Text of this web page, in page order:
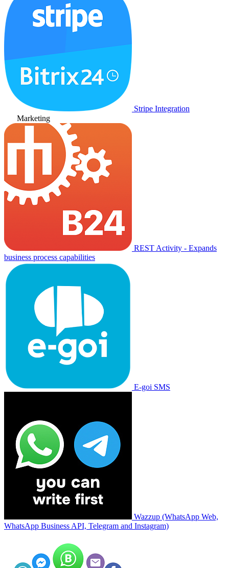
Stripe Integration
Marketing
REST Activity - Expands
business process capabilities
E-goi SMS
Wazzup (WhatsApp Web,
WhatsApp Business API, Telegram and Instagram)